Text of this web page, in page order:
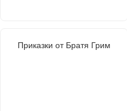
Приказки от Братя Грим